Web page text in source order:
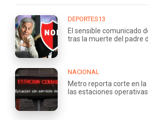
DEPORTES13
El sensible comunicado
tras la muerte del padre
NACIONAL
Metro reporta corte en la
las estaciones operativas